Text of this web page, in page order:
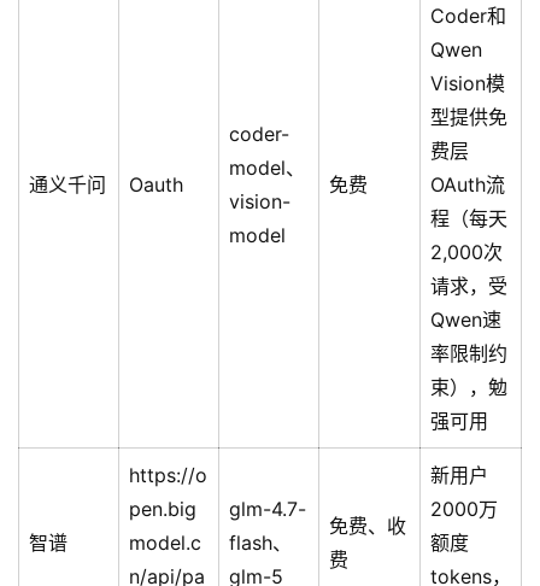
通义千问 Oauth
coder-
model、
vision-
model
免费
Coder和
Qwen
Vision模
型提供免
费层
OAuth流
程（每天
2,000次
请求，受
Qwen速
率限制约
束），勉
强可用
智谱
https://o
pen.big
model.c
n/api/pa
glm-4.7-
flash、
glm-5
免费、收
费
新用户
2000万
额度
tokens，